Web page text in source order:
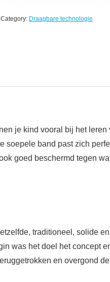
Category: Draagbare technologie
je kind vooral bij het
band past zich
goed beschermd tegen
traditioneel, solide
was het doel het concept
en overgond